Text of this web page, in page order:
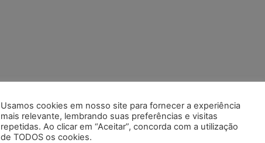
Usamos cookies em nosso site para fornecer a experiência
mais relevante, lembrando suas preferências e visitas
repetidas. Ao clicar em “Aceitar”, concorda com a utilização
de TODOS os cookies.